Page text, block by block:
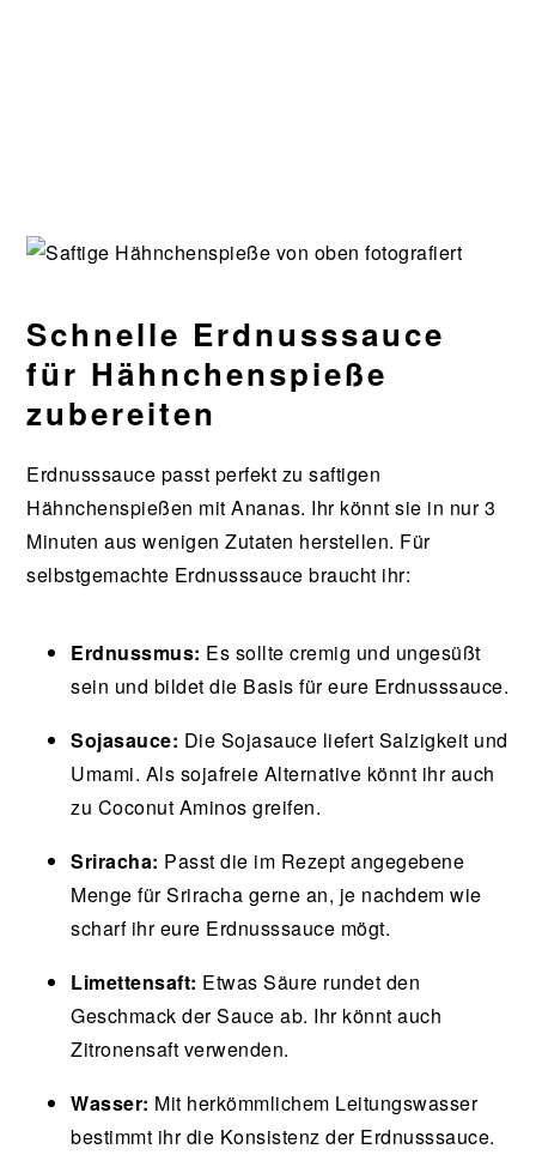
Schnelle Erdnusssauce
für Hähnchenspieße
zubereiten
Erdnusssauce passt perfekt zu saftigen
Hähnchenspießen mit Ananas. Ihr könnt sie in nur 3
Minuten aus wenigen Zutaten herstellen. Für
selbstgemachte Erdnusssauce braucht ihr:
Erdnussmus: Es sollte cremig und ungesüßt
sein und bildet die Basis für eure Erdnusssauce.
Sojasauce: Die Sojasauce liefert Salzigkeit und
Umami. Als sojafreie Alternative könnt ihr auch
zu Coconut Aminos greifen.
Sriracha: Passt die im Rezept angegebene
Menge für Sriracha gerne an, je nachdem wie
scharf ihr eure Erdnusssauce mögt.
Limettensaft: Etwas Säure rundet den
Geschmack der Sauce ab. Ihr könnt auch
Zitronensaft verwenden.
Wasser: Mit herkömmlichem Leitungswasser
bestimmt ihr die Konsistenz der Erdnusssauce.